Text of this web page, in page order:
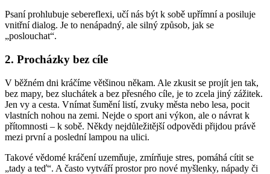
Psaní prohlubuje sebereflexi, učí nás být k sobě upřímní a posiluje
vnitřní dialog. Je to nenápadný, ale silný způsob, jak se
„poslouchat“.
2. Procházky bez cíle
V běžném dni kráčíme většinou někam. Ale zkusit se projít jen tak,
bez mapy, bez sluchátek a bez přesného cíle, je to zcela jiný zážitek.
Jen vy a cesta. Vnímat šumění listí, zvuky města nebo lesa, pocit
vlastních nohou na zemi. Nejde o sport ani výkon, ale o návrat k
přítomnosti – k sobě. Někdy nejdůležitější odpovědi přijdou právě
mezi první a poslední lampou na ulici.
Takové vědomé kráčení uzemňuje, zmírňuje stres, pomáhá cítit se
„tady a teď“. A často vytváří prostor pro nové myšlenky, nápady či